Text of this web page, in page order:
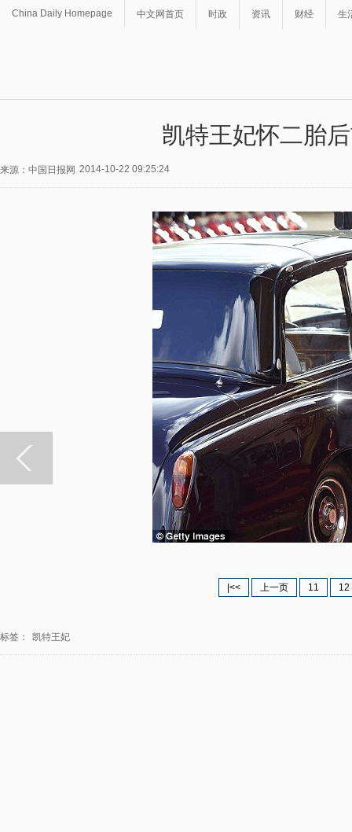
China Daily Homepage 中文网首页 时政 资讯 财经 生
凯特王妃怀二胎
来源：中国日报网 2014-10-22 09:25:24
|<< 上一页 11 12
标签： 凯特王妃